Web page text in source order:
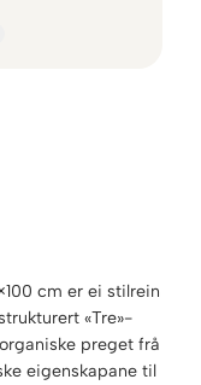
cm er ei stilrein
«Tre»-
preget frå
eigenskapane til